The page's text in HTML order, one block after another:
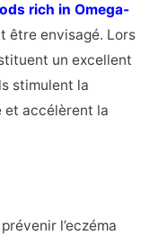
rich in Omega-
être envisagé. Lors
un excellent
stimulent la
et accélèrent la
l’eczéma